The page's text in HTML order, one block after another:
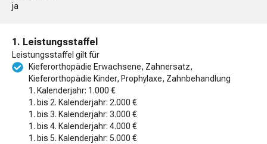
ja
1. Leistungsstaffel
Leistungsstaffel gilt für
Kieferorthopädie Erwachsene, Zahnersatz,
Kieferorthopädie Kinder, Prophylaxe, Zahnbehandlung
1. Kalenderjahr: 1.000 €
1. bis 2. Kalenderjahr: 2.000 €
1. bis 3. Kalenderjahr: 3.000 €
1. bis 4. Kalenderjahr: 4.000 €
1. bis 5. Kalenderjahr: 5.000 €